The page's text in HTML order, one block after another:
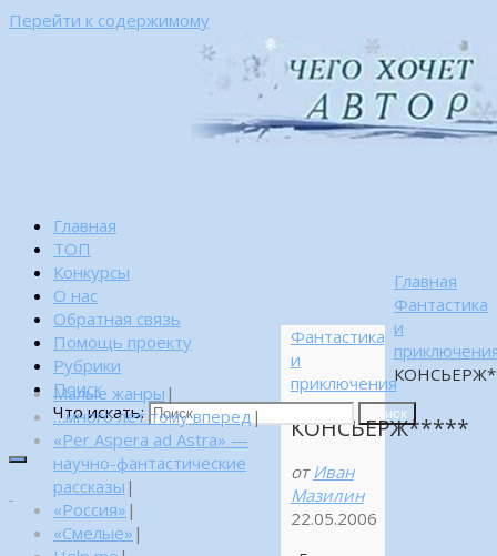
Перейти к содержимому
Главная
ТОП
Конкурсы
О нас
Обратная связь
Помощь проекту
Рубрики
Поиск
Что искать:
Поиск
Главная
Фантастика
и
Фантастика
и
приключения
КОНСЬЕРЖ*****
от Иван
Мазилин
22.05.2006
Малые жанры |
…много лет тому вперед |
«Per Aspera ad Astra» —
научно-фантастические
рассказы |
«Россия» |
«Смелые» |